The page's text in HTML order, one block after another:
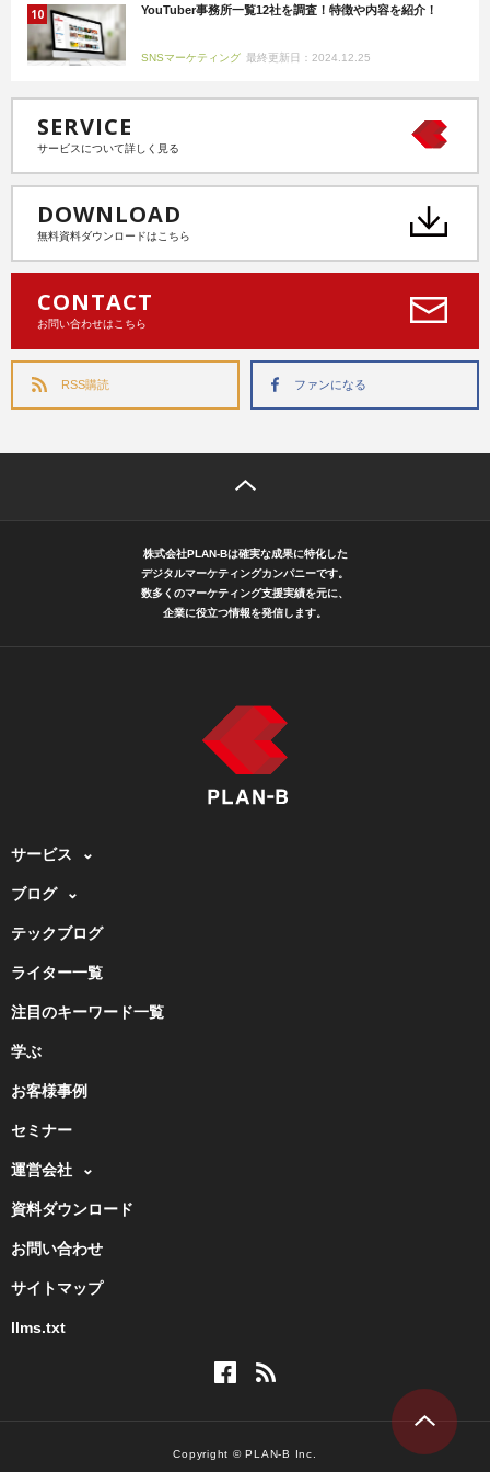
YouTuber事務所一覧12社を調査！特徴や内容を紹介！
SNSマーケティング 最終更新日：2024.12.25
SERVICE
サービスについて詳しく見る
DOWNLOAD
無料資料ダウンロードはこちら
CONTACT
お問い合わせはこちら
RSS購読 ファンになる
株式会社PLAN-Bは確実な成果に特化した
デジタルマーケティングカンパニーです。
数多くのマーケティング支援実績を元に、
企業に役立つ情報を発信します。
サービス
ブログ
テックブログ
ライター一覧
注目のキーワード一覧
学ぶ
お客様事例
セミナー
運営会社
資料ダウンロード
お問い合わせ
サイトマップ
llms.txt
Copyright © PLAN-B Inc.